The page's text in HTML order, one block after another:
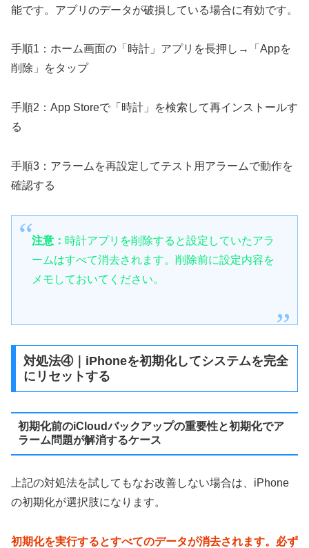
能です。アプリのデータが破損している場合に有効です。
手順1：ホーム画面の「時計」アプリを長押し→「Appを
削除」をタップ
手順2：App Storeで「時計」を検索して再インストールす
る
手順3：アラームを再設定してテスト用アラームで動作を
確認する
注意： 時計アプリを削除すると設定していたアラ
ームはすべて消去されます。削除前に設定内容を
メモしておいてください。
対処法④｜iPhoneを初期化してシステムを完全
にリセットする
初期化前のiCloudバックアップの重要性と初期化でア
ラーム問題が解消するケース
上記の対処法を試してもなお改善しない場合は、iPhone
の初期化が選択肢になります。
初期化を実行するとすべてのデータが消去されます。必ず